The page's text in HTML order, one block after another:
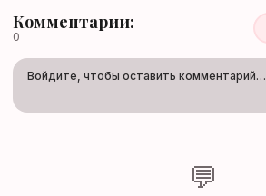
Комментарии:
0
Войдите, чтобы оставить комментарий…
💬